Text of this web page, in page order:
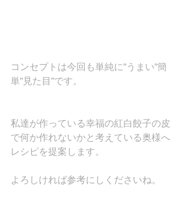
コンセプトは今回も単純に”うまい”簡
単”見た目”です。
私達が作っている幸福の紅白餃子の皮
で何か作れないかと考えている奥様へ
レシピを提案します。
よろしければ参考にしくださいね。